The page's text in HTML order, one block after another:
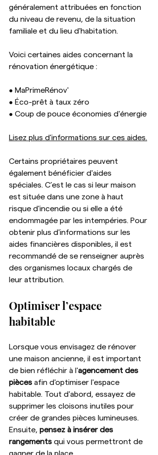
généralement attribuées en fonction
du niveau de revenu, de la situation
familiale et du lieu d'habitation.
Voici certaines aides concernant la
rénovation énergétique :
• MaPrimeRénov'
• Éco-prêt à taux zéro
• Coup de pouce économies d'énergie
Lisez plus d'informations sur ces aides.
Certains propriétaires peuvent
également bénéficier d'aides
spéciales. C’est le cas si leur maison
est située dans une zone à haut
risque d'incendie ou si elle a été
endommagée par les intempéries. Pour
obtenir plus d'informations sur les
aides financières disponibles, il est
recommandé de se renseigner auprès
des organismes locaux chargés de
leur attribution.
Optimiser l’espace
habitable
Lorsque vous envisagez de rénover
une maison ancienne, il est important
de bien réfléchir à l'agencement des
pièces afin d'optimiser l'espace
habitable. Tout d'abord, essayez de
supprimer les cloisons inutiles pour
créer de grandes pièces lumineuses.
Ensuite, pensez à insérer des
rangements qui vous permettront de
gagner de la place.